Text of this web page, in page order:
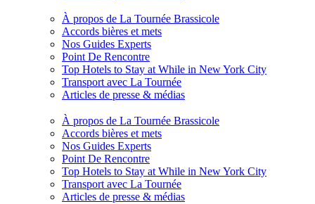
À propos de La Tournée Brassicole
Accords bières et mets
Nos Guides Experts
Point De Rencontre
Top Hotels to Stay at While in New York City
Transport avec La Tournée
Articles de presse & médias
À propos de La Tournée Brassicole
Accords bières et mets
Nos Guides Experts
Point De Rencontre
Top Hotels to Stay at While in New York City
Transport avec La Tournée
Articles de presse & médias